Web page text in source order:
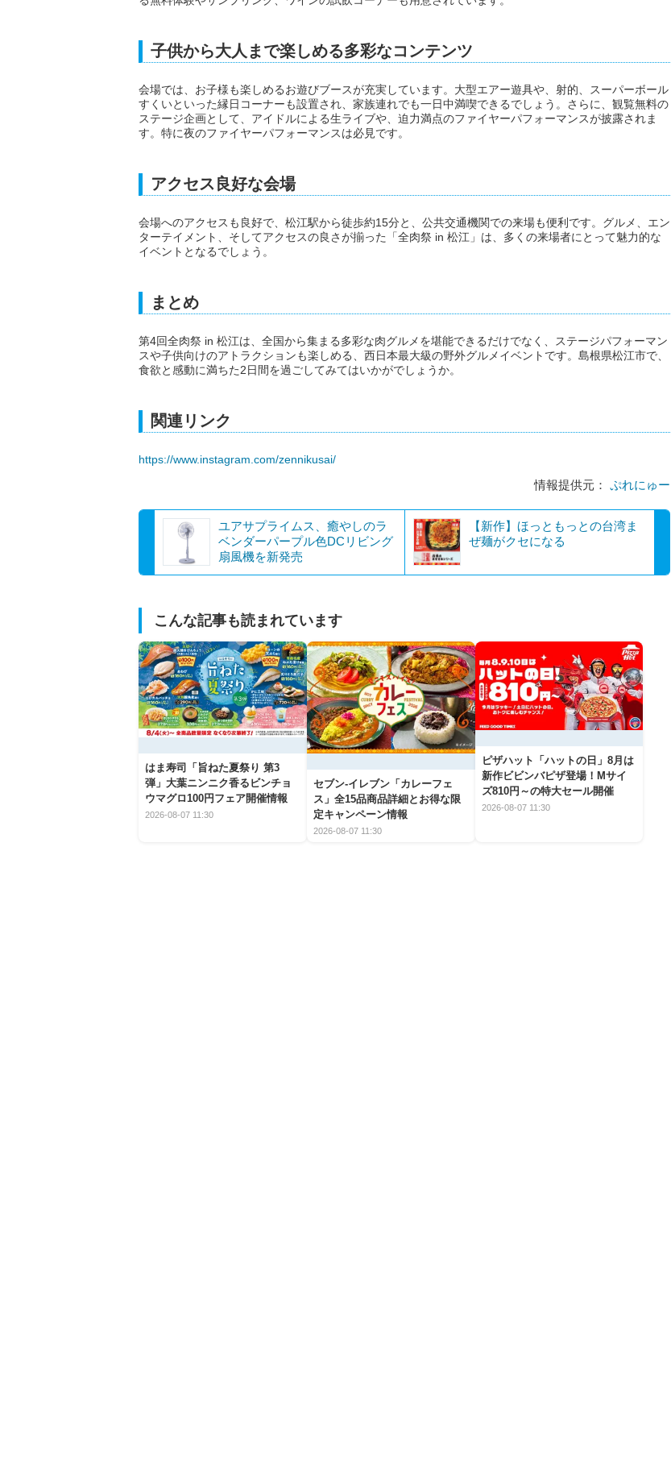
子供から大人まで楽しめる多彩なコンテンツ
会場では、お子様も楽しめるお遊びブースが充実しています。大型エアー遊具や、射的、スーパーボール
すくいといった縁日コーナーも設置され、家族連れでも一日中満喫できるでしょう。さらに、観覧無料の
ステージ企画として、アイドルによる生ライブや、迫力満点のファイヤーパフォーマンスが披露されま
す。特に夜のファイヤーパフォーマンスは必見です。
アクセス良好な会場
会場へのアクセスも良好で、松江駅から徒歩約15分と、公共交通機関での来場も便利です。グルメ、エン
ターテイメント、そしてアクセスの良さが揃った「全肉祭 in 松江」は、多くの来場者にとって魅力的な
イベントとなるでしょう。
まとめ
第4回全肉祭 in 松江は、全国から集まる多彩な肉グルメを堪能できるだけでなく、ステージパフォーマン
スや子供向けのアトラクションも楽しめる、西日本最大級の野外グルメイベントです。島根県松江市で、
食欲と感動に満ちた2日間を過ごしてみてはいかがでしょうか。
関連リンク
https://www.instagram.com/zennikusai/
情報提供元： ぷれにゅー
ユアサプライムス、癒やしのラ
ベンダーパープル色DCリビング
扇風機を新発売
【新作】ほっともっとの台湾ま
ぜ麺がクセになる
こんな記事も読まれています
はま寿司「旨ねた夏祭り 第3
弾」大葉ニンニク香るビンチョ
ウマグロ100円フェア開催情報
2026-08-07 11:30
セブン‐イレブン「カレーフェ
ス」全15品商品詳細とお得な限
定キャンペーン情報
2026-08-07 11:30
ピザハット「ハットの日」8月は
新作ビビンバピザ登場！Mサイ
ズ810円～の特大セール開催
2026-08-07 11:30